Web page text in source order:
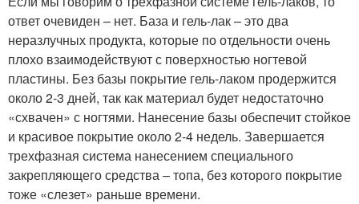
ответ очевиден – нет. База и гель-лак – это два
неразлучных продукта, которые по отдельности очень
плохо взаимодействуют с поверхностью ногтевой
пластины. Без базы покрытие гель-лаком продержится
около 2-3 дней, так как материал будет недостаточно
«схвачен» с ногтями. Нанесение базы обеспечит стойкое
и красивое покрытие около 2-4 недель. Завершается
трехфазная система нанесением специального
закрепляющего средства – топа, без которого покрытие
тоже «слезет» раньше времени.